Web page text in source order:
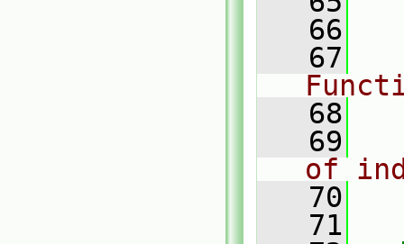
   66
   67
   68
   69
of
   70
   71